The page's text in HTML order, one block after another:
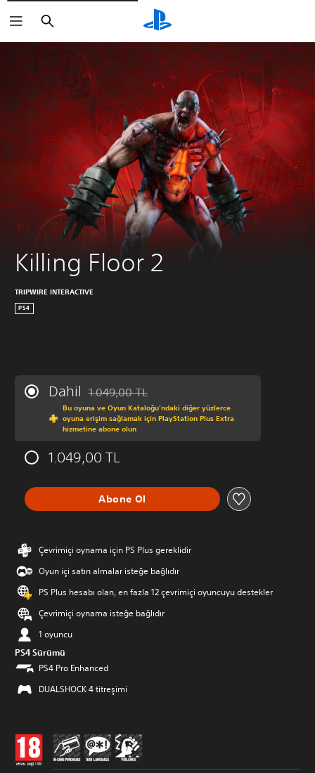
Arama
Killing Floor 2
TRIPWIRE INTERACTIVE
PS4
Dahil Orijinal fiyat olan 1.049,00 TL üzerinden indirim
1.049,00 TL
Bu oyuna ve Oyun Kataloğu’ndaki diğer yüzlerce
oyuna erişim sağlamak için PlayStation Plus Extra
hizmetine abone olun
1.049,00 TL
Abone Ol
Çevrimiçi oynama için PS Plus gereklidir
Oyun içi satın almalar isteğe bağlıdır
PS Plus hesabı olan, en fazla 12 çevrimiçi oyuncuyu destekler
Çevrimiçi oynama isteğe bağlıdır
1 oyuncu
PS4 Sürümü
PS4 Pro Enhanced
DUALSHOCK 4 titreşimi